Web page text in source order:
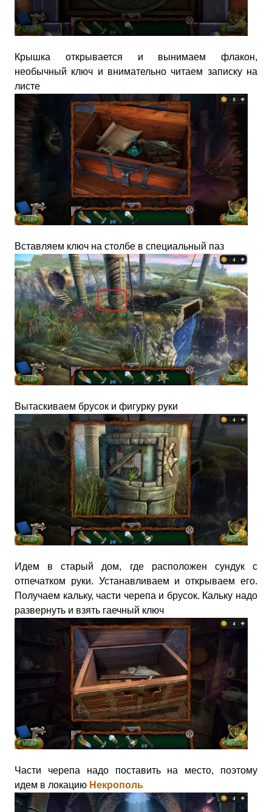
Крышка открывается и вынимаем флакон,
необычный ключ и внимательно читаем записку на
листе
Вставляем ключ на столбе в специальный паз
Вытаскиваем брусок и фигурку руки
Идем в старый дом, где расположен сундук с
отпечатком руки. Устанавливаем и открываем его.
Получаем кальку, части черепа и брусок. Кальку надо
развернуть и взять гаечный ключ
Части черепа надо поставить на место, поэтому
идем в локацию Некрополь